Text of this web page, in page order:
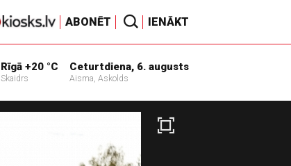
ABONĒT IENĀKT
Rīgā +20 °C
Skaidrs
Ceturtdiena, 6. augusts
Aisma, Askolds